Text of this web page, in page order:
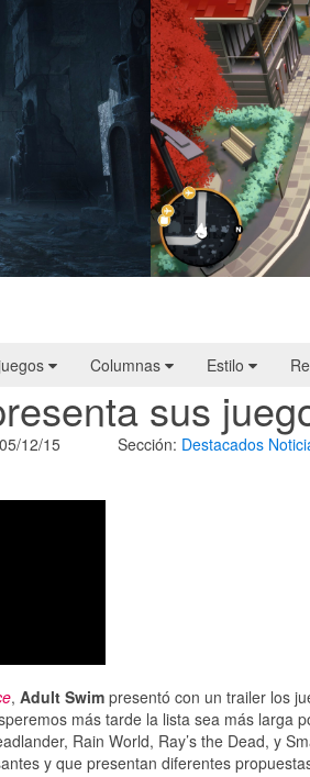
Columnas Estilo
sus
12/15 Sección: Destacados
, Adult Swim presentó con un trailer los
más tarde la lista sea más larga
Rain World, Ray’s the Dead, y
y que presentan diferentes